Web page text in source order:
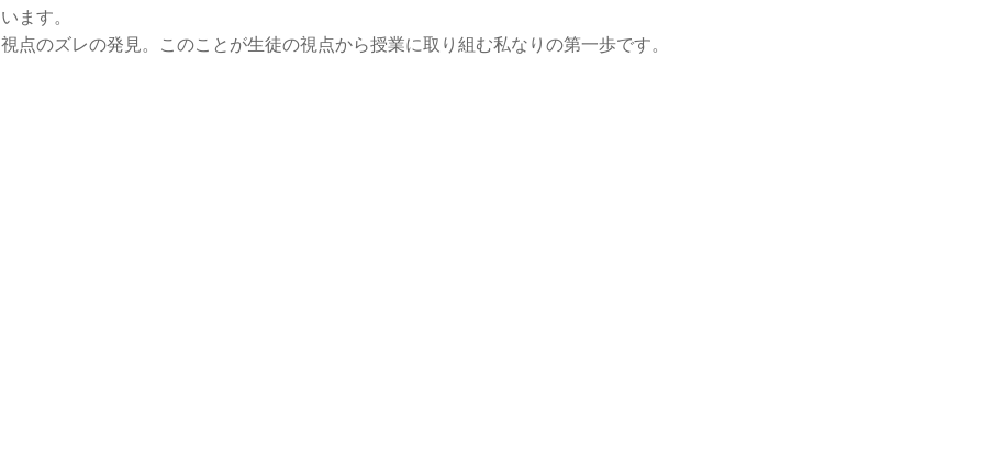
います。
視点のズレの発見。このことが生徒の視点から授業に取り組む私なりの第一歩です。